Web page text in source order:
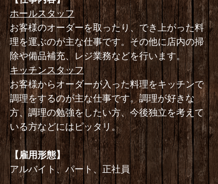
ホールスタッフ
お客様のオーダーを取ったり、でき上がった料
理を運ぶのが主な仕事です。その他に店内の掃
除や備品補充、レジ業務などを行います。
キッチンスタッフ
お客様からオーダーが入った料理をキッチンで
調理をするのが主な仕事です。調理が好きな
方、調理の勉強をしたい方、今後独立を考えて
いる方などにはピッタリ。
【雇用形態】
アルバイト、パート、正社員